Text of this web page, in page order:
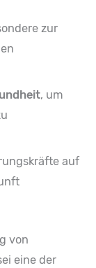
zur
, um
auf
von
eine der